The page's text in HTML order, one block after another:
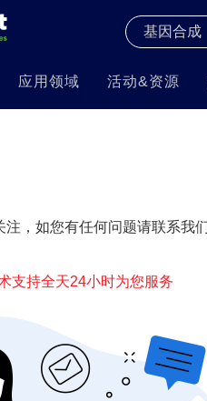
应用领域 活动&资源
注，如您有任何问题请联系我
支持全天24小时为您服务